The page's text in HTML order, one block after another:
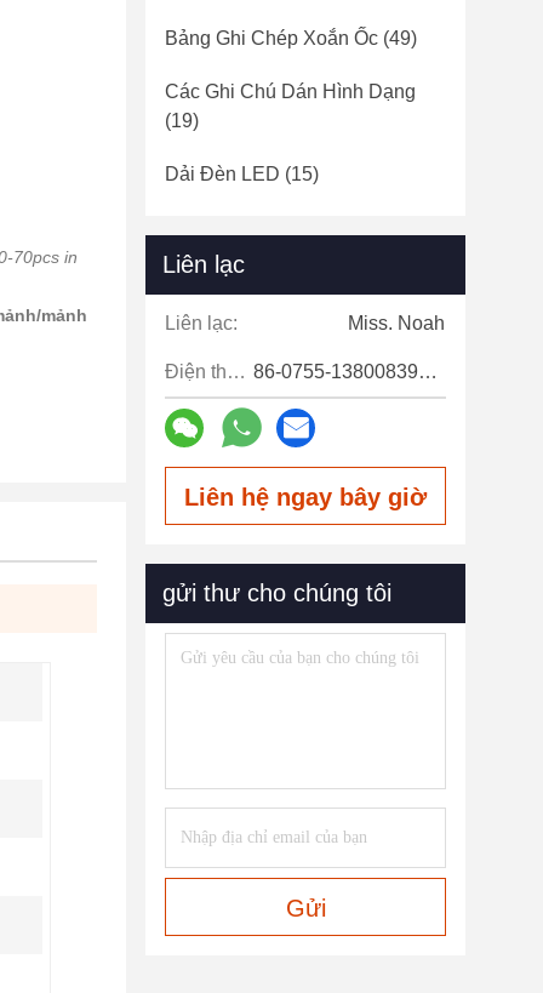
70pcs in
mảnh
Bảng Ghi Chép Xoắn Ốc (49)
Các Ghi Chú Dán Hình Dạng
(19)
Dải Đèn LED (15)
Liên lạc
Liên lạc: Miss. Noah
Điện thoại: 86-0755-13800839500
Liên hệ ngay bây giờ
gửi thư cho chúng tôi
Gửi